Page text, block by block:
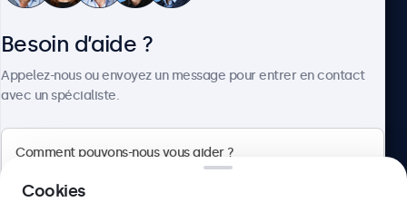
Besoin d’aide ?
Appelez-nous ou envoyez un message pour entrer en contact
avec un spécialiste.
Cookies